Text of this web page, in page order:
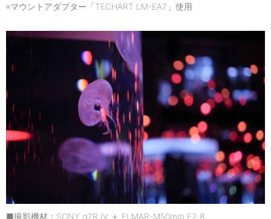
※マウントアダプター「TECHART LM-EA7」使用
■撮影機材：SONY α7R IV ＋ ELMAR-M50mm F2.8